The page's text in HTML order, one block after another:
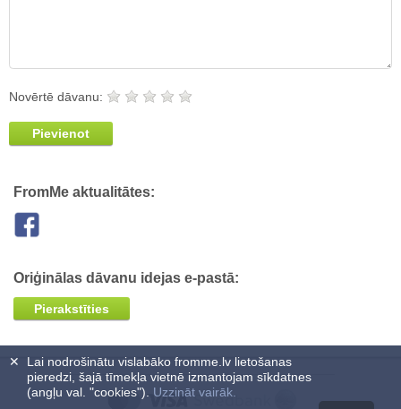
Novērtē dāvanu:
Pievienot
FromMe aktualitātes:
Oriģinālas dāvanu idejas e-pastā:
Pierakstīties
Lai nodrošinātu vislabāko fromme.lv lietošanas
pieredzi, šajā tīmekļa vietnē izmantojam sīkdatnes
(angļu val. "cookies"). Uzzināt vairāk.
✕